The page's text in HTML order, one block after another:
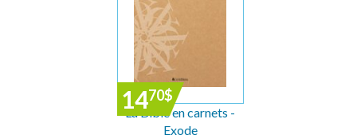
1470$
La Bible en carnets -
Exode